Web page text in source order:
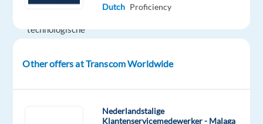
technologische
en
daar
Dutch Proficiency
Other offers at Transcom Worldwide
Nederlandstalige
Klantenservicemedewerker - Malaga